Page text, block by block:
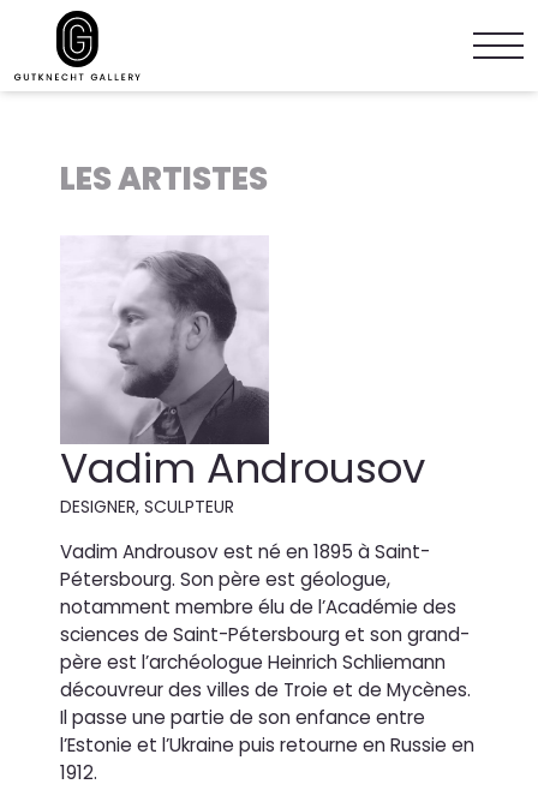
LES ARTISTES
Vadim Androusov
DESIGNER, SCULPTEUR
Vadim Androusov est né en 1895 à Saint-
Pétersbourg. Son père est géologue,
notamment membre élu de l’Académie des
sciences de Saint-Pétersbourg et son grand-
père est l’archéologue Heinrich Schliemann
découvreur des villes de Troie et de Mycènes.
Il passe une partie de son enfance entre
l’Estonie et l’Ukraine puis retourne en Russie en
1912.